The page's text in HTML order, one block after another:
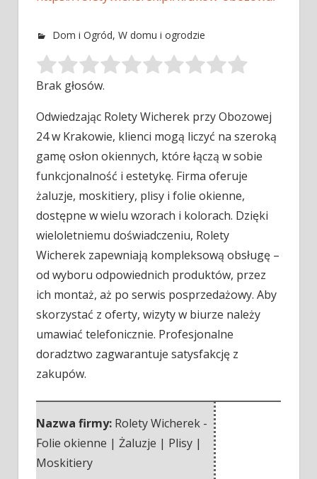
Dom i Ogród,W domu i ogrodzie
Brak głosów.
Odwiedzając Rolety Wicherek przy Obozowej
24 w Krakowie, klienci mogą liczyć na szeroką
gamę osłon okiennych, które łączą w sobie
funkcjonalność i estetykę. Firma oferuje
żaluzje, moskitiery, plisy i folie okienne,
dostępne w wielu wzorach i kolorach. Dzięki
wieloletniemu doświadczeniu, Rolety
Wicherek zapewniają kompleksową obsługę –
od wyboru odpowiednich produktów, przez
ich montaż, aż po serwis posprzedażowy. Aby
skorzystać z oferty, wizyty w biurze należy
umawiać telefonicznie. Profesjonalne
doradztwo zagwarantuje satysfakcję z
zakupów.
Nazwa firmy: Rolety Wicherek -
Folie okienne | Żaluzje | Plisy |
Moskitiery